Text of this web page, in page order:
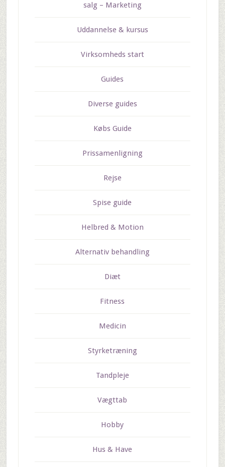
salg – Marketing
Uddannelse & kursus
Virksomheds start
Guides
Diverse guides
Købs Guide
Prissamenligning
Rejse
Spise guide
Helbred & Motion
Alternativ behandling
Diæt
Fitness
Medicin
Styrketræning
Tandpleje
Vægttab
Hobby
Hus & Have